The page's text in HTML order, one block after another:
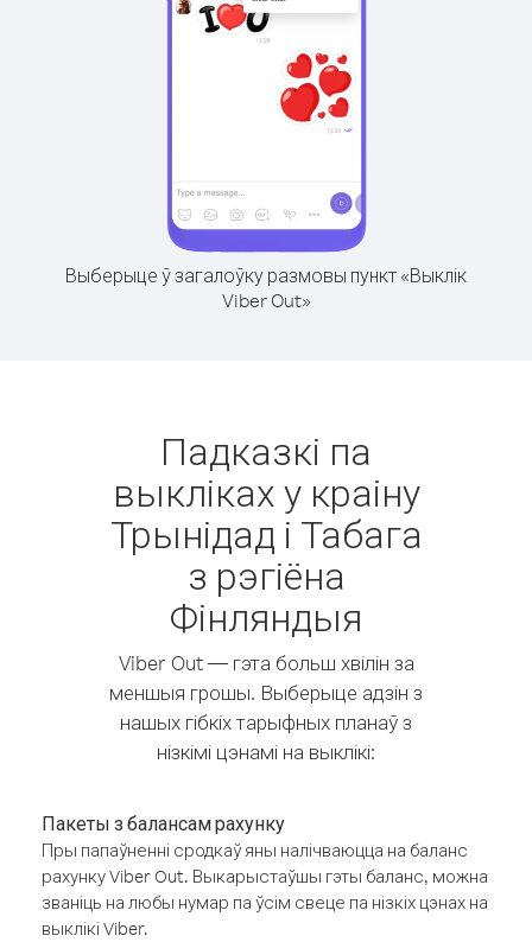
Выберыце ў загалоўку размовы пункт «Выклік
Viber Out»
Падказкі па
выкліках у краіну
Трынідад і Табага
з рэгіёна
Фінляндыя
Viber Out — гэта больш хвілін за
меншыя грошы. Выберыце адзін з
нашых гібкіх тарыфных планаў з
нізкімі цэнамі на выклікі:
Пакеты з балансам рахунку
Пры папаўненні сродкаў яны налічваюцца на баланс
рахунку Viber Out. Выкарыстаўшы гэты баланс, можна
званіць на любы нумар па ўсім свеце па нізкіх цэнах на
выклікі Viber.